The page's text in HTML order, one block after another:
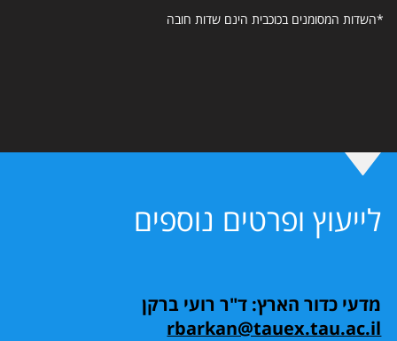
*השדות המסומנים בכוכבית הינם שדות חובה
לייעוץ ופרטים נוספים
מדעי כדור הארץ: ד"ר רועי ברקן
rbarkan@tauex.tau.ac.il